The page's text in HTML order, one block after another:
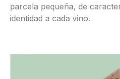
parcela pequeña, de
identidad a cada vino.